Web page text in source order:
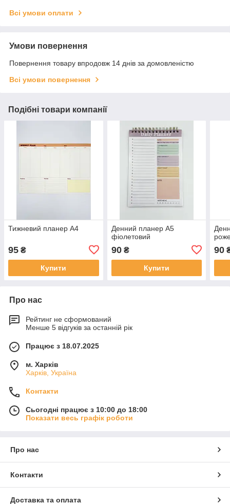
Всі умови оплати
Умови повернення
Повернення товару впродовж 14 днів за домовленістю
Всі умови повернення
Подібні товари компанії
Тижневий планер А4
95 ₴
Купити
Денний планер А5
фіолетовий
90₴
Купити
90
Про нас
Рейтинг не сформований
Менше 5 відгуків за останній рік
Працює з 18.07.2025
м. Харків
Харків, Україна
Контакти
Сьогодні працює з 10:00 до 18:00
Показати весь графік роботи
Про нас
Контакти
Доставка та оплата